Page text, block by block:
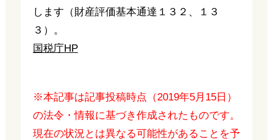
します（財産評価基本通達１３２、１３
３）。
国税庁HP
※本記事は記事投稿時点（2019年5月15日）
の法令・情報に基づき作成されたものです。
現在の状況とは異なる可能性があることを予